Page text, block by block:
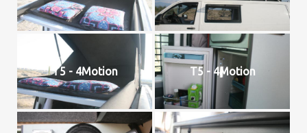
T5 - 4Motion T5 - 4Motion